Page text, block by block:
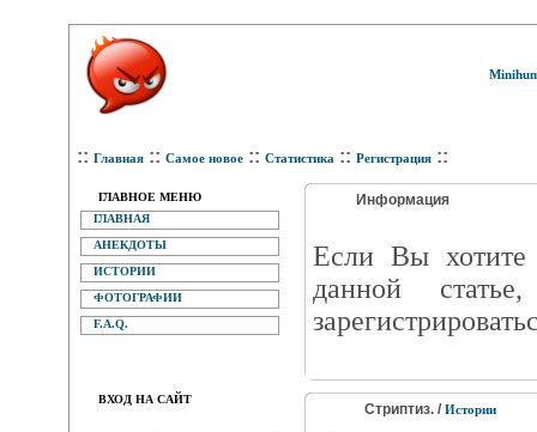
:: Главная :: Самое новое :: Статистика :: Регистрация ::
ГЛАВНОЕ МЕНЮ
ГЛАВНАЯ
АНЕКДОТЫ
ИСТОРИИ
ФОТОГРАФИИ
F.A.Q.
ВХОД НА САЙТ
Информация
Eсли Вы хотите
данной
Стриптиз. / Истории